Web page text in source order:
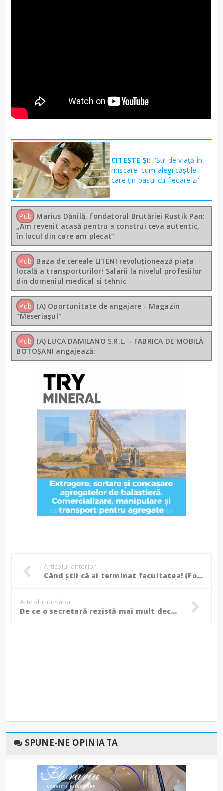
CITEȘTE ȘI: "Stil de viață în
mișcare: cum alegi căștile
care țin pasul cu fiecare zi"
Pub Marius Dănilă, fondatorul Brutăriei Rustik Pan:
„Am revenit acasă pentru a construi ceva autentic,
în locul din care am plecat”
Pub Baza de cereale LITENI revoluționează piața
locală a transporturilor! Salarii la nivelul profesiilor
din domeniul medical si tehnic
Pub (A) Oportunitate de angajare - Magazin
"Meseriașul"
Pub (A) LUCA DAMILANO S.R.L. – FABRICA DE MOBILĂ
BOTOȘANI angajează:
Articolul anterior
Când știi că ai terminat facultatea! (Foto, Video)
Articolul următor
De ce o secretară rezistă mai mult decât șeful ei! (Foto, Video)
SPUNE-NE OPINIA TA